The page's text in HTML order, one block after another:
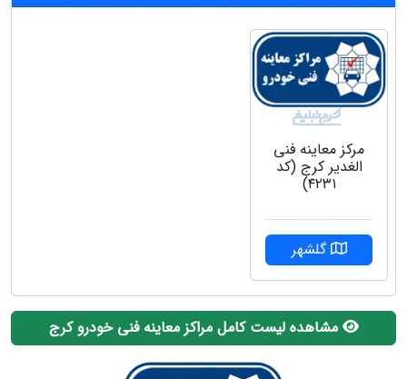
مرکز معاینه فنی
الغدیر کرج (کد
۴۲۳۱)
گلشهر
مشاهده لیست کامل مراکز معاینه فنی خودرو کرج